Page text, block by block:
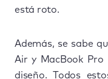
está roto.
Además, se sabe
Air y MacBook
diseño. Todos